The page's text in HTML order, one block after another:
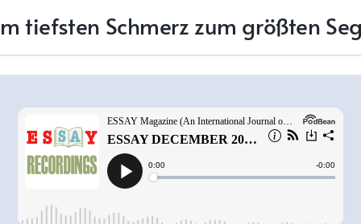
tiefsten Schmerz zum größten